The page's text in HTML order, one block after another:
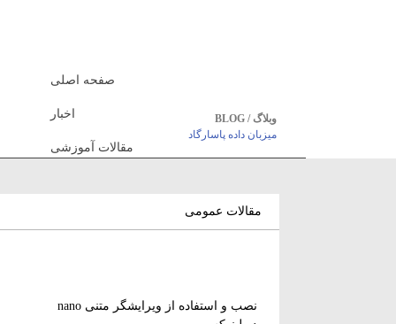
وبلاگ / BLOG
میزبان داده پاسارگاد
صفحه اصلی
اخبار
مقالات آموزشی
مقالات عمومی
نصب و استفاده از ویرایشگر متنی nano